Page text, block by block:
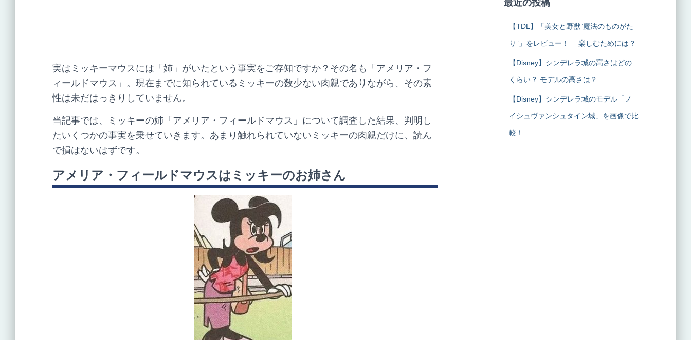
実はミッキーマウスには「姉」がいたという事実をご存知ですか？その名も「アメリア・フ
ィールドマウス」。現在までに知られているミッキーの数少ない肉親でありながら、その素
性は未だはっきりしていません。
当記事では、ミッキーの姉「アメリア・フィールドマウス」について調査した結果、判明し
たいくつかの事実を乗せていきます。あまり触れられていないミッキーの肉親だけに、読ん
で損はないはずです。
アメリア・フィールドマウスはミッキーのお姉さん
最近の投稿
【TDL】「美女と野獣”魔法のものがた
り”」をレビュー！ 楽しむためには？
【Disney】シンデレラ城の高さはどの
くらい？ モデルの高さは？
【Disney】シンデレラ城のモデル「ノ
イシュヴァンシュタイン城」を画像で比
較！